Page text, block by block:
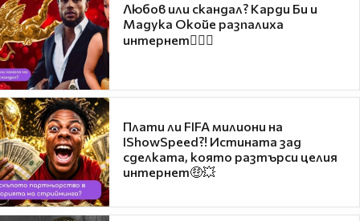
Любов или скандал? Карди Би и
Мадука Окойе разпалиха
интернет❤️‍🔥🔥
Плати ли FIFA милиони на
IShowSpeed?! Истината зад
сделката, която разтърси целия
интернет🤑💥